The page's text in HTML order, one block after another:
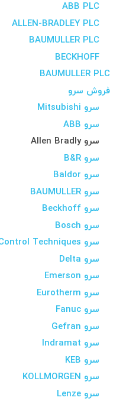
ABB PLC
ALLEN-BRADLEY PLC
BAUMULLER PLC
BECKHOFF
BAUMULLER PLC
فروش سرو
سرو Mitsubishi
سرو ABB
سرو Allen Bradly
سرو B&R
سرو Baldor
سرو BAUMULLER
سرو Beckhoff
سرو Bosch
سرو Control Techniques
سرو Delta
سرو Emerson
سرو Eurotherm
سرو Fanuc
سرو Gefran
سرو Indramat
سرو KEB
سرو KOLLMORGEN
سرو Lenze